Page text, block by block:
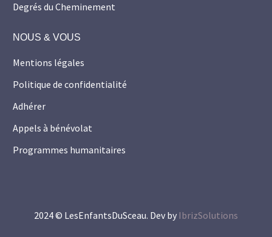
Degrés du Cheminement
NOUS & VOUS
Mentions légales
Politique de confidentialité
Adhérer
Appels à bénévolat
Programmes humanitaires
2024 © LesEnfantsDuSceau. Dev by IbrizSolutions